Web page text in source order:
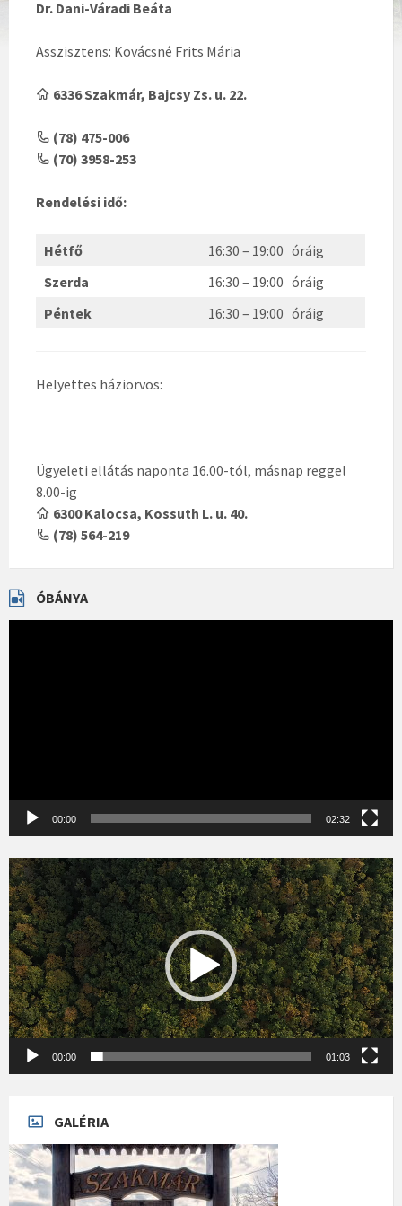
Dr. Dani-Váradi Beáta
Asszisztens: Kovácsné Frits Mária
6336 Szakmár, Bajcsy Zs. u. 22.
(78) 475-006
(70) 3958-253
Rendelési idő:
Hétfő
16:30 – 19:00 óráig
Szerda
16:30 – 19:00 óráig
Péntek
16:30 – 19:00 óráig
Helyettes háziorvos:
Ügyeleti ellátás naponta 16.00-tól, másnap reggel
8.00-ig
6300 Kalocsa, Kossuth L. u. 40.
(78) 564-219
ÓBÁNYA
00:00 02:32
Videólejátszó
00:00 01:03
GALÉRIA